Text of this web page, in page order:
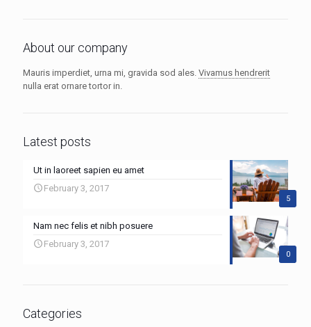
About our company
Mauris imperdiet, urna mi, gravida sod ales. Vivamus hendrerit
nulla erat ornare tortor in.
Latest posts
5
Ut in laoreet sapien eu amet
February 3, 2017
0
Nam nec felis et nibh posuere
February 3, 2017
Categories